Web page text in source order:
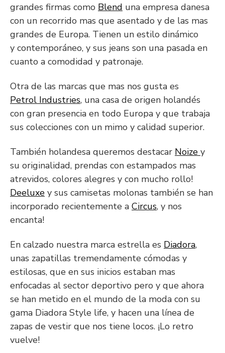
grandes firmas como Blend una empresa danesa
con un recorrido mas que asentado y de las mas
grandes de Europa. Tienen un estilo dinámico
y contemporáneo, y sus jeans son una pasada en
cuanto a comodidad y patronaje.
Otra de las marcas que mas nos gusta es
Petrol Industries, una casa de origen holandés
con gran presencia en todo Europa y que trabaja
sus colecciones con un mimo y calidad superior.
También holandesa queremos destacar Noize y
su originalidad, prendas con estampados mas
atrevidos, colores alegres y con mucho rollo!
Deeluxe y sus camisetas molonas también se han
incorporado recientemente a Circus, y nos
encanta!
En calzado nuestra marca estrella es Diadora,
unas zapatillas tremendamente cómodas y
estilosas, que en sus inicios estaban mas
enfocadas al sector deportivo pero y que ahora
se han metido en el mundo de la moda con su
gama Diadora Style life, y hacen una línea de
zapas de vestir que nos tiene locos. ¡Lo retro
vuelve!